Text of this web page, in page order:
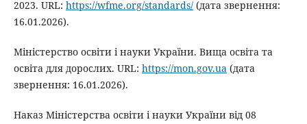
2023. URL: https://wfme.org/standards/(дата звернення:
16.01.2026).
Міністерство освіти і науки України. Вища освіта та
освіта для дорослих. URL: https://mon.gov.ua(дата
звернення: 16.01.2026).
Наказ Міністерства освіти і науки України від 08